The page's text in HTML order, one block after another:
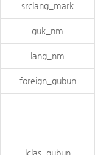
srclang_mark
guk_nm
lang_nm
foreign_gubun
lclas_gubun